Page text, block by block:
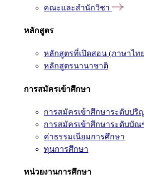
คณะและสำนักวิชา
หลักสูตร
หลักสูตรที่เปิดสอน (ภาษาไท
หลักสูตรนานาชาติ
การสมัครเข้าศึกษา
การสมัครเข้าศึกษาระดับป
การสมัครเข้าศึกษาระดับบั
ค่าธรรมเนียมการศึกษา
ทุนการศึกษา
หน่วยงานการศึกษา